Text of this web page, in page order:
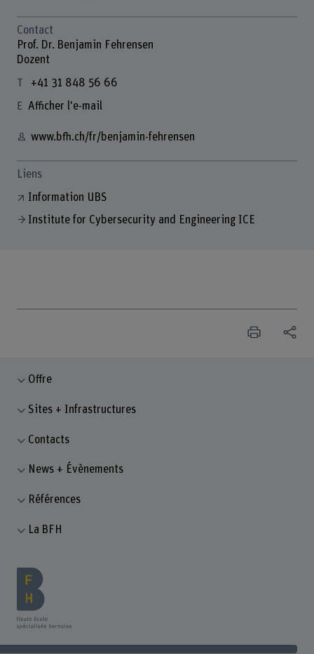
Contact
Prof. Dr. Benjamin Fehrensen
Dozent
+41 31 848 56 66
Afficher l'e-mail
www.bfh.ch/fr/benjamin-fehrensen
Liens
Information UBS
Institute for Cybersecurity and Engineering ICE
Offre
Sites + Infrastructures
Contacts
News + Évènements
Références
La BFH